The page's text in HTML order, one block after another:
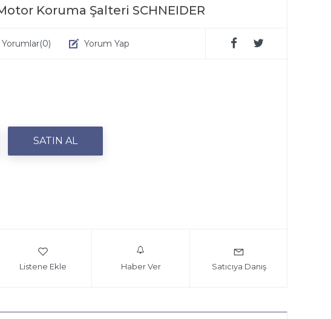
Koruma Şalteri SCHNEIDER
Yorumlar(0) Yorum Yap
Listene Ekle Haber Ver Satıcıya Danış